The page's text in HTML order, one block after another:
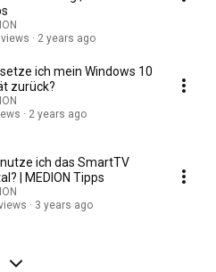
viel Schnickschnack, ohne
aber mit viel Herzblut und
zu einem fairen Preis? Dann komm
2 years ago
ich mein Windows 10
zurück?
2 years ago
ich das SmartTV
| MEDION Tipps
3 years ago